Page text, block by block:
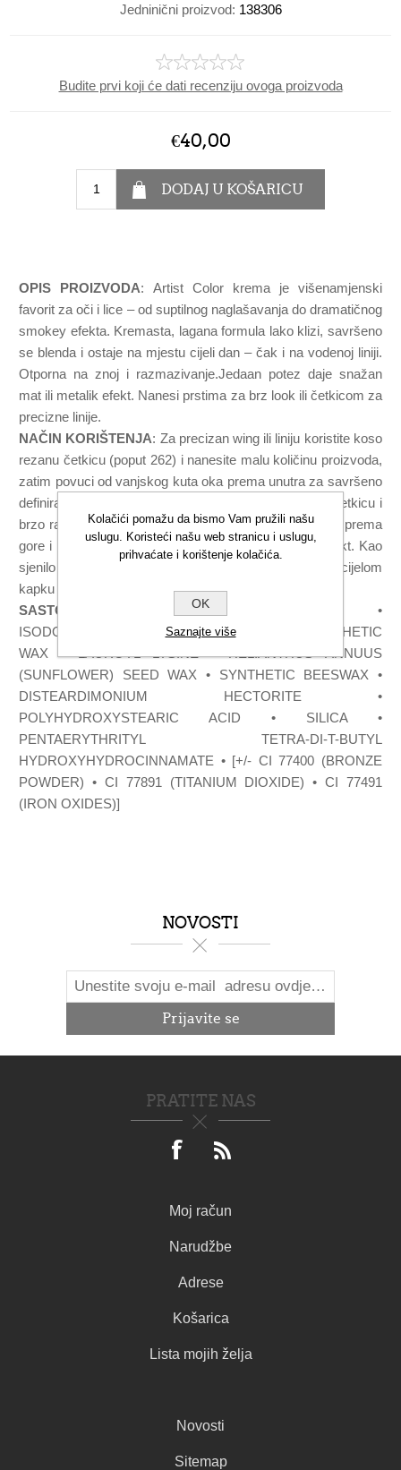
Jedninični proizvod: 138306
Budite prvi koji će dati recenziju ovoga proizvoda
€40,00
OPIS PROIZVODA: Artist Color krema je višenamjenski
favorit za oči i lice – od suptilnog naglašavanja do dramatičnog
smokey efekta. Kremasta, lagana formula lako klizi, savršeno
se blenda i ostaje na mjestu cijeli dan – čak i na vodenoj liniji.
Otporna na znoj i razmazivanje.Jedaan potez daje snažan
mat ili metalik efekt. Nanesi prstima za brz look ili četkicom za
precizne linije.
NAČIN KORIŠTENJA: Za precizan wing ili liniju koristite koso
rezanu četkicu (poput 262) i nanesite malu količinu proizvoda,
zatim povuci od vanjskog kuta oka prema unutra za savršeno
definiranu liniju. Za Smoky Eyesk koristite zaobljenu četkicu i
brzo razmažite liniju koju ste aplicirali uz liniju trpavica prema
gore i vanjskim kutom kapka za savršeno difuzan efekt. Kao
sjenilo koristi ravnu četkicu ili prst i nanesi kremu po cijelom
kapku tapkanjem.
SASTOJCI
:TRIMETHYLSILOXYSILICATE •
ISODODECANE • DIMETHICONE • MICA • SYNTHETIC
WAX • LAUROYL LYSINE • HELIANTHUS ANNUUS
(SUNFLOWER) SEED WAX • SYNTHETIC BEESWAX •
DISTEARDIMONIUM HECTORITE •
POLYHYDROXYSTEARIC ACID • SILICA •
PENTAERYTHRITYL TETRA-DI-T-BUTYL
HYDROXYHYDROCINNAMATE • [+/- CI 77400 (BRONZE
POWDER) • CI 77891 (TITANIUM DIOXIDE) • CI 77491
(IRON OXIDES)]​
NOVOSTI
PRATITE NAS
Moj račun
Narudžbe
Adrese
Košarica
Lista mojih želja
Novosti
Sitemap
Kolačići pomažu da bismo Vam pružili našu
uslugu. Koristeći našu web stranicu i uslugu,
prihvaćate i korištenje kolačića.
OK
Saznajte više